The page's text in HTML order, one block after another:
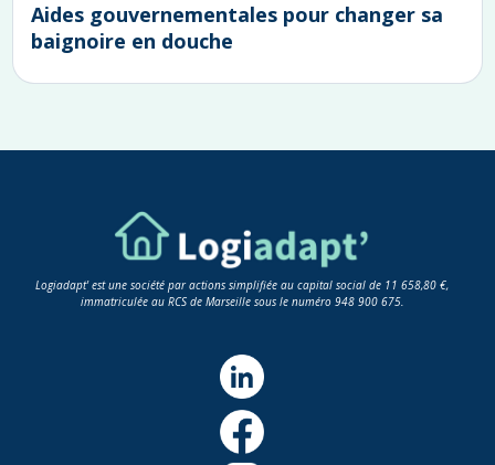
Aides gouvernementales pour changer sa
baignoire en douche
Logiadapt' est une société par actions simplifiée au capital social de 11 658,80 €,
immatriculée au RCS de Marseille sous le numéro 948 900 675.